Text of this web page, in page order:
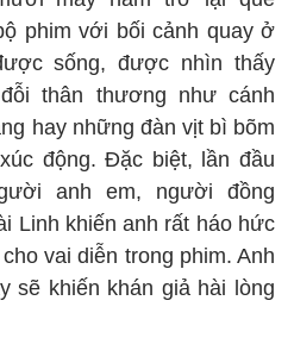
phim với bối cảnh quay ở
sống, được nhìn thấy
thân thương như cánh
hay những đàn vịt bì bõm
động. Đặc biệt, lần đầu
anh em, người đồng
Linh khiến anh rất háo hức
vai diễn trong phim. Anh
sẽ khiến khán giả hài lòng